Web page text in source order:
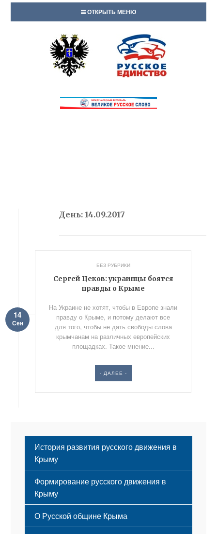
ОТКРЫТЬ МЕНЮ
День:14.09.2017
БЕЗ РУБРИКИ
Сергей Цеков: украинцы боятся
правды о Крыме
14
Сен
На Украине не хотят, чтобы в Европе знали
правду о Крыме, и потому делают все
для того, чтобы не дать свободы слова
крымчанам на различных европейских
площадках. Такое мнение...
- ДАЛЕЕ -
История развития русского движения в
Крыму
Формирование русского движения в
Крыму
Русский Крым
О Русской общине Крыма
Этапы становления